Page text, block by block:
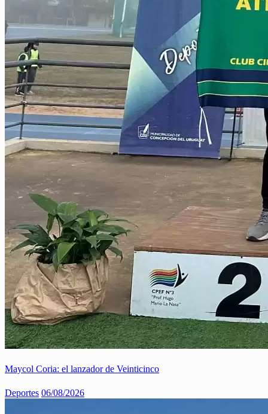
Maycol Coria: el lanzador de Veinticinco
Deportes 06/08/2026